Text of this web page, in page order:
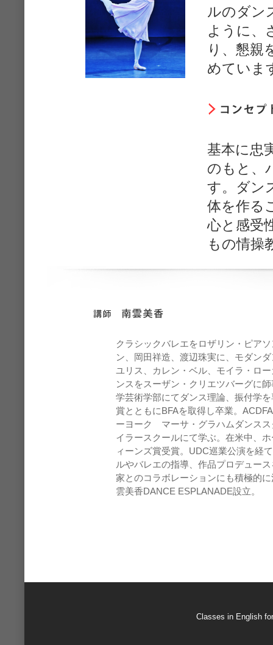
ルのダン
ように、
り、懇親
めていま
基本に忠
のもと、
す。ダン
体を作る
心と感受
もの情操
クラシックバレエをロザリン・ピア
ン、岡田祥造、渡辺珠実に、モダン
ユリス、カレン・ベル、モイラ・ロ
ンスをスーザン・クリエツバーグに
学芸術学部にてダンス理論、振付学
賞とともにBFAを取得し卒業。
ーヨーク マーサ・グラハムダンスス
イラースクールにて学ぶ。在米中、
ィーンズ賞受賞。UDC巡業公演を経
ルやバレエの指導、作品プロデュー
家とのコラボレーションにも積極的
雲美香DANCE ESPLANADE設立。
Classes in English